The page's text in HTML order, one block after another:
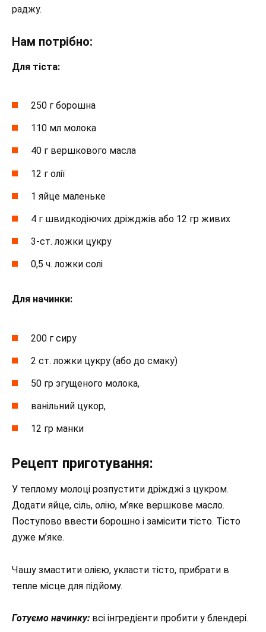
раджу.
Нам потрібно:
Для тіста:
250 г борошна
110 мл молока
40 г вершкового масла
12 г олії
1 яйце маленьке
4 г швидкодіючих дріжджів або 12 гр живих
3-ст. ложки цукру
0,5 ч. ложки солі
Для начинки:
200 г сиру
2 ст. ложки цукру (або до смаку)
50 гр згущеного молока,
ванільний цукор,
12 гр манки
Рецепт приготування:
У теплому молоці розпустити дріжджі з цукром.
Додати яйце, сіль, олію, м’яке вершкове масло.
Поступово ввести борошно і замісити тісто. Тісто
дуже м’яке.
Чашу змастити олією, укласти тісто, прибрати в
тепле місце для підйому.
Готуємо начинку: всі інгредієнти пробити у блендері.